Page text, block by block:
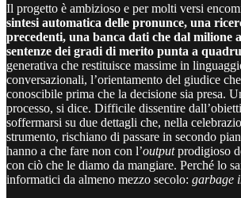
Il progetto è ambizioso e per molti versi
sintesi automatica delle pronunce, una
precedenti, una banca dati che dal milione
sentenze dei gradi di merito punta a
generativa che restituisce massime in
conversazionali, l’orientamento del giudice
conoscibile prima che la decisione sia presa.
processo, si dice. Difficile dissentire
soffermarsi su due dettagli che, nella
strumento, rischiano di passare in secondo
hanno a che fare non con l’outputprodigioso
con ciò che le diamo da mangiare. Perché lo
informatici da almeno mezzo secolo: garbage